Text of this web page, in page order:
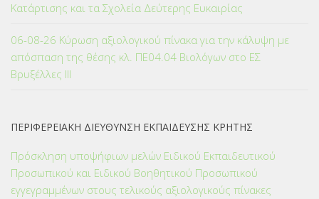
Κατάρτισης και τα Σχολεία Δεύτερης Ευκαιρίας
06-08-26 Κύρωση αξιολογικού πίνακα για την κάλυψη με
απόσπαση της θέσης κλ. ΠΕ04.04 Βιολόγων στο ΕΣ
Βρυξέλλες ΙΙΙ
ΠΕΡΙΦΕΡΕΙΑΚΗ ΔΙΕΥΘΥΝΣΗ ΕΚΠΑΙΔΕΥΣΗΣ ΚΡΗΤΗΣ
Πρόσκληση υποψήφιων μελών Ειδικού Εκπαιδευτικού
Προσωπικού και Ειδικού Βοηθητικού Προσωπικού
εγγεγραμμένων στους τελικούς αξιολογικούς πίνακες